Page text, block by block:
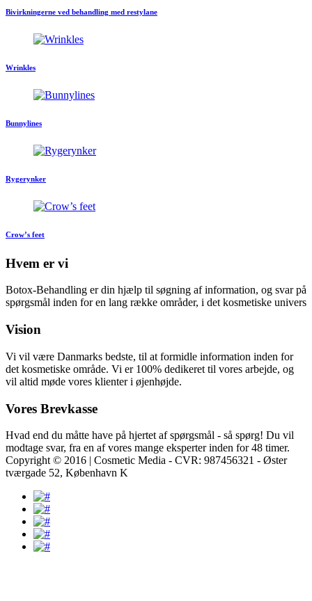
Bivirkningerne ved behandling med restylane
Wrinkles
Bunnylines
Rygerynker
Crow’s feet
Hvem er vi
Botox-Behandling er din hjælp til søgning af information, og svar på
spørgsmål inden for en lang række områder, i det kosmetiske univers
Vision
Vi vil være Danmarks bedste, til at formidle information inden for
det kosmetiske område. Vi er 100% dedikeret til vores arbejde, og
vil altid møde vores klienter i øjenhøjde.
Vores Brevkasse
Hvad end du måtte have på hjertet af spørgsmål - så spørg! Du vil
modtage svar, fra en af vores mange eksperter inden for 48 timer.
Copyright © 2016 | Cosmetic Media - CVR: 987456321 - Øster
tværgade 52, København K